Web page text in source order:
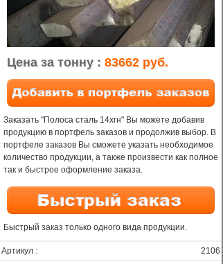
Цена за тонну : 83662 руб.
Заказать "Полоса сталь 14хгн" Вы можете добавив
продукцию в портфель заказов и продолжив выбор. В
портфеле заказов Вы сможете указать необходимое
количество продукции, а также произвести как полное
так и быстрое оформление заказа.
Быстрый заказ только одного вида продукции.
Артикул :
2106